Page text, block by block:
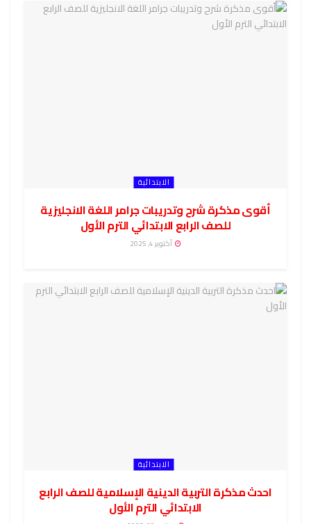
الابتدائية
أقوى مذكرة شرح وتدريبات جرامر اللغة الانجليزية
للصف الرابع الابتدائي الترم الأول
أكتوبر 4, 2025
الابتدائية
احدث مذكرة التربية الدينية الإسلامية للصف الرابع
الابتدائي الترم الأول